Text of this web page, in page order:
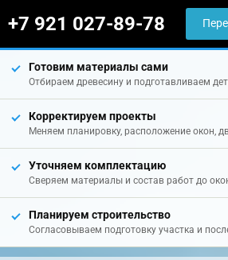
+7 921 027-89-78
Готовим материалы сами
Отбираем древесину и подготавливаем
Корректируем проекты
Меняем планировку, расположение окон,
Уточняем комплектацию
Сверяем материалы и состав работ до
Планируем строительство
Согласовываем подготовку участка и